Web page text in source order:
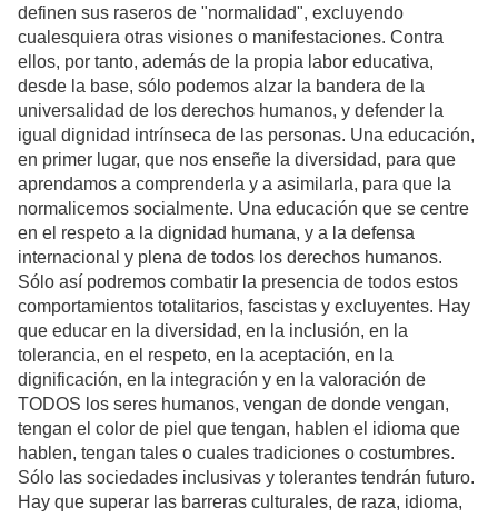
definen sus raseros de "normalidad", excluyendo
cualesquiera otras visiones o manifestaciones. Contra
ellos, por tanto, además de la propia labor educativa,
desde la base, sólo podemos alzar la bandera de la
universalidad de los derechos humanos, y defender la
igual dignidad intrínseca de las personas. Una educación,
en primer lugar, que nos enseñe la diversidad, para que
aprendamos a comprenderla y a asimilarla, para que la
normalicemos socialmente. Una educación que se centre
en el respeto a la dignidad humana, y a la defensa
internacional y plena de todos los derechos humanos.
Sólo así podremos combatir la presencia de todos estos
comportamientos totalitarios, fascistas y excluyentes. Hay
que educar en la diversidad, en la inclusión, en la
tolerancia, en el respeto, en la aceptación, en la
dignificación, en la integración y en la valoración de
TODOS los seres humanos, vengan de donde vengan,
tengan el color de piel que tengan, hablen el idioma que
hablen, tengan tales o cuales tradiciones o costumbres.
Sólo las sociedades inclusivas y tolerantes tendrán futuro.
Hay que superar las barreras culturales, de raza, idioma,